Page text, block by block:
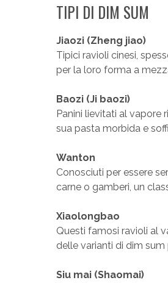
TIPI DI DIM SUM
Jiaozi (Zheng jiao)
Tipici ravioli cinesi,
per la loro forma a
Baozi (Ji baozi)
Panini lievitati al vapore
sua pasta morbida e
Wanton
Conosciuti per essere
carne o gamberi, un
Xiaolongbao
Questi famosi ravioli al
delle varianti di dim
Siu mai (Shaomai)